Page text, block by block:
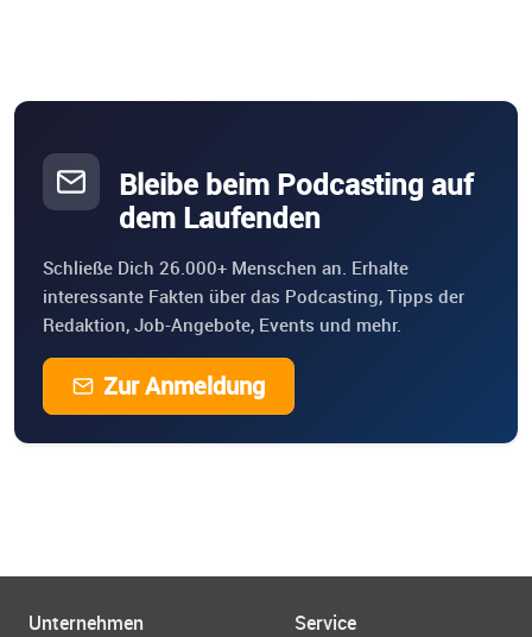
Bleibe beim Podcasting auf
dem Laufenden
Schließe Dich 26.000+ Menschen an. Erhalte
interessante Fakten über das Podcasting, Tipps der
Redaktion, Job-Angebote, Events und mehr.
Zur Anmeldung
Unternehmen Service